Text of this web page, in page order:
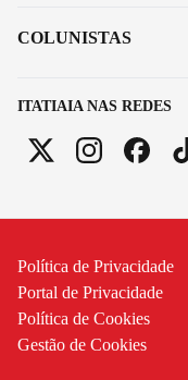
ITATIAIA NAS REDES
COLUNISTAS
Política de Privacidade
Portal de Privacidade
Política de Cookies
Gestão de Cookies